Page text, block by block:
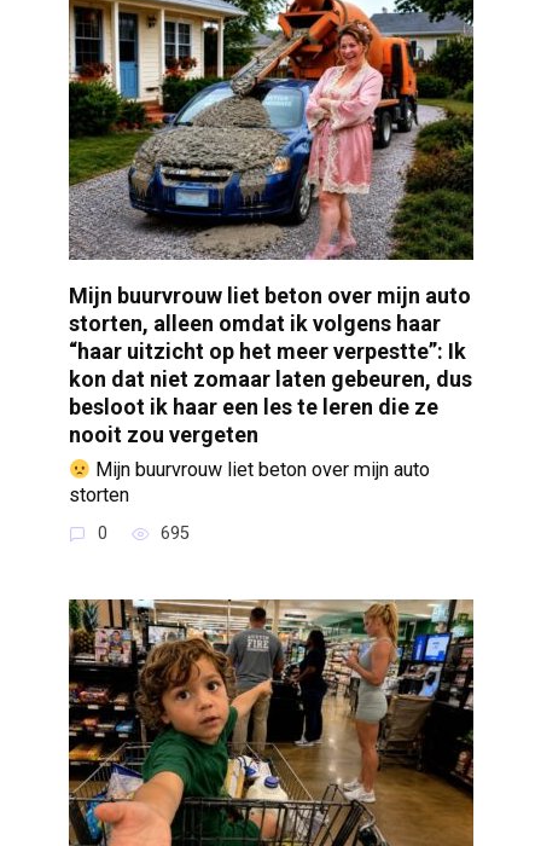
Mijn buurvrouw liet beton over mijn auto
storten, alleen omdat ik volgens haar
“haar uitzicht op het meer verpestte”: Ik
kon dat niet zomaar laten gebeuren, dus
besloot ik haar een les te leren die ze
nooit zou vergeten
Mijn buurvrouw liet beton over mijn auto
storten
0 695